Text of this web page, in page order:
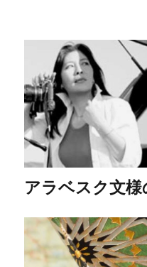
アラベスク文様